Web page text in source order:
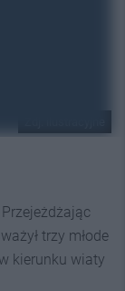
trzy młode
kierunku wiaty